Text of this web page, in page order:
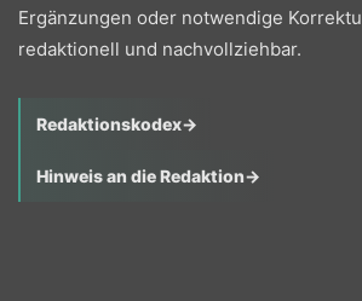
Ergänzungen oder notwendige
redaktionell und nachvollziehbar.
Redaktionskodex→
Hinweis an die Redaktion→